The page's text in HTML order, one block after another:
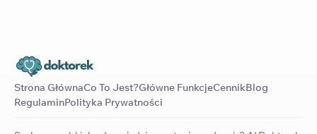
Strona GłównaCo To Jest?Główne FunkcjeCennikBlog
RegulaminPolityka Prywatności